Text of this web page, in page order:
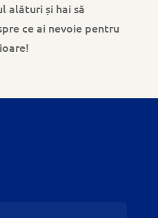
alături și hai să
ce ai nevoie pentru